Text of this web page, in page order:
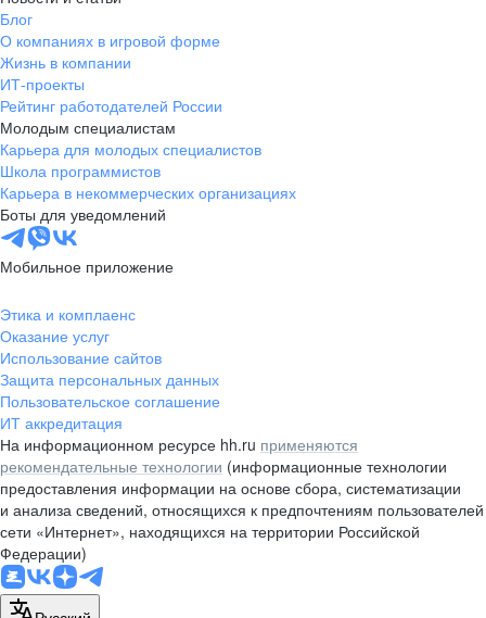
Блог
О компаниях в игровой форме
Жизнь в компании
ИТ-проекты
Рейтинг работодателей России
Молодым специалистам
Карьера для молодых специалистов
Школа программистов
Карьера в некоммерческих организациях
Боты для уведомлений
Мобильное приложение
Этика и комплаенс
Оказание услуг
Использование сайтов
Защита персональных данных
Пользовательское соглашение
ИТ аккредитация
На информационном ресурсе hh.ru применяются
рекомендательные технологии (информационные технологии
предоставления информации на основе сбора, систематизации
и анализа сведений, относящихся к предпочтениям пользователей
сети «Интернет», находящихся на территории Российской
Федерации)